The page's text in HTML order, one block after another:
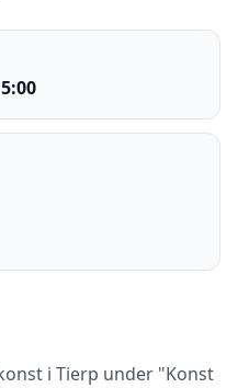
i Tierp under "Konst